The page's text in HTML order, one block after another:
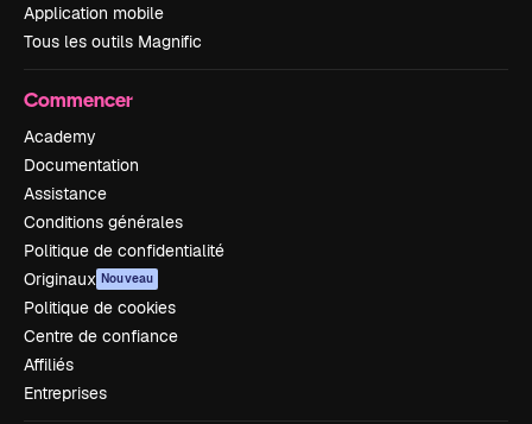
Application mobile
Tous les outils Magnific
Commencer
Academy
Documentation
Assistance
Conditions générales
Politique de confidentialité
Originaux Nouveau
Politique de cookies
Centre de confiance
Affiliés
Entreprises